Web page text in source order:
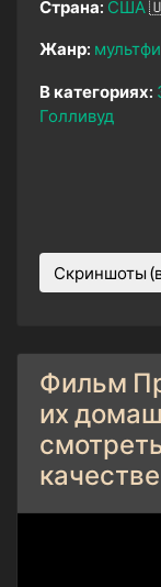
Страна: США
Жанр:
В категориях:
Голливуд
Скриншоты
Фильм
их